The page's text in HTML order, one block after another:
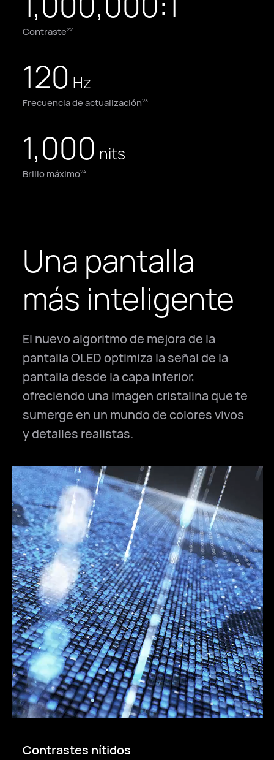
Contraste22
120 Hz
Frecuencia de actualización23
1,000 nits
Brillo máximo24
Una pantalla
más inteligente
El nuevo algoritmo de mejora de la
pantalla OLED optimiza la señal de la
pantalla desde la capa inferior,
ofreciendo una imagen cristalina que te
sumerge en un mundo de colores vivos
y detalles realistas.
Contrastes nítidos